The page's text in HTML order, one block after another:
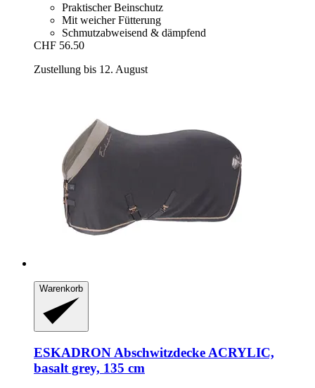
Praktischer Beinschutz
Mit weicher Fütterung
Schmutzabweisend & dämpfend
CHF 56.50
Zustellung bis 12. August
Warenkorb
ESKADRON Abschwitzdecke ACRYLIC,
basalt grey, 135 cm